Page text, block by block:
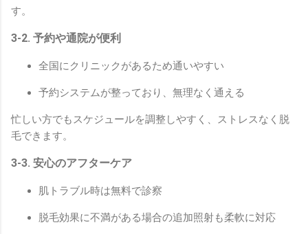
す。
3-2. 予約や通院が便利
全国にクリニックがあるため通いやすい
予約システムが整っており、無理なく通える
忙しい方でもスケジュールを調整しやすく、ストレスなく脱
毛できます。
3-3. 安心のアフターケア
肌トラブル時は無料で診察
脱毛効果に不満がある場合の追加照射も柔軟に対応